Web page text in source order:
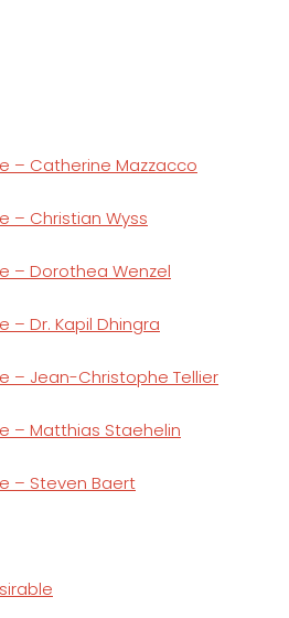
– Catherine Mazzacco
– Christian Wyss
– Dorothea Wenzel
– Dr. Kapil Dhingra
– Jean-Christophe Tellier
– Matthias Staehelin
– Steven Baert